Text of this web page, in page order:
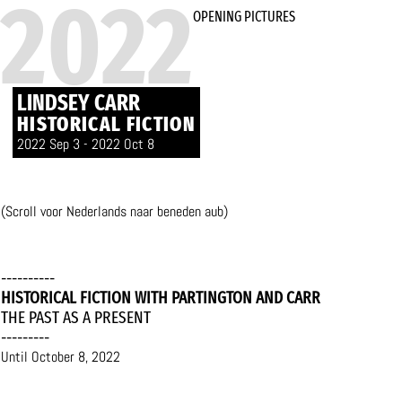
2022
LINDSEY CARR
HISTORICAL FICTION
2022 Sep 3 - 2022 Oct 8
OPENING PICTURES
(Scroll voor Nederlands naar beneden aub)
----------
HISTORICAL FICTION WITH PARTINGTON AND CARR
THE PAST AS A PRESENT
---------
Until October 8, 2022